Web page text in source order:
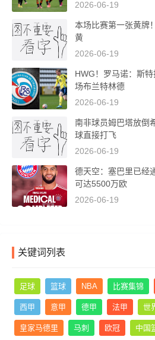
2026-06-19
本场比赛第一张黄牌
黄
2026-06-19
HWG！罗马诺：斯
场布兰特林德
2026-06-19
南非球员姆巴塔放倒
球直接打飞
2026-06-19
德天空：塞巴里已经
可达5500万欧
2026-06-19
关键词列表
足球 篮球 NBA 比赛集锦
西甲 意甲 德甲 法甲 世
皇家马德里 马刺 欧冠 中国